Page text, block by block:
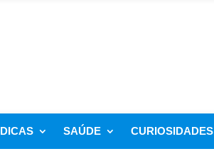
DICAS SAÚDE CURIOSIDADES